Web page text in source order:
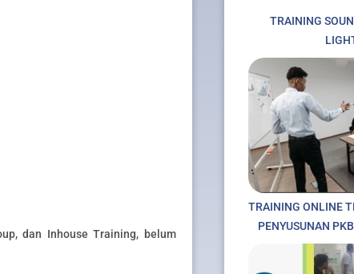
dan Inhouse Training, belum
TRAINING
TRAINING ONLINE
PENYUSUNAN